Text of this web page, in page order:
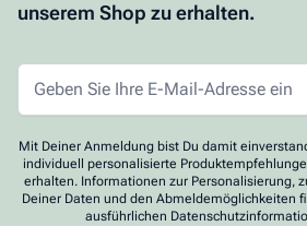
unserem Shop zu erhalten.
Mit Deiner Anmeldung bist Du damit
individuell personalisierte
erhalten. Informationen zur Personalisierung,
Deiner Daten und den Abmeldemöglichkeiten
ausführlichen